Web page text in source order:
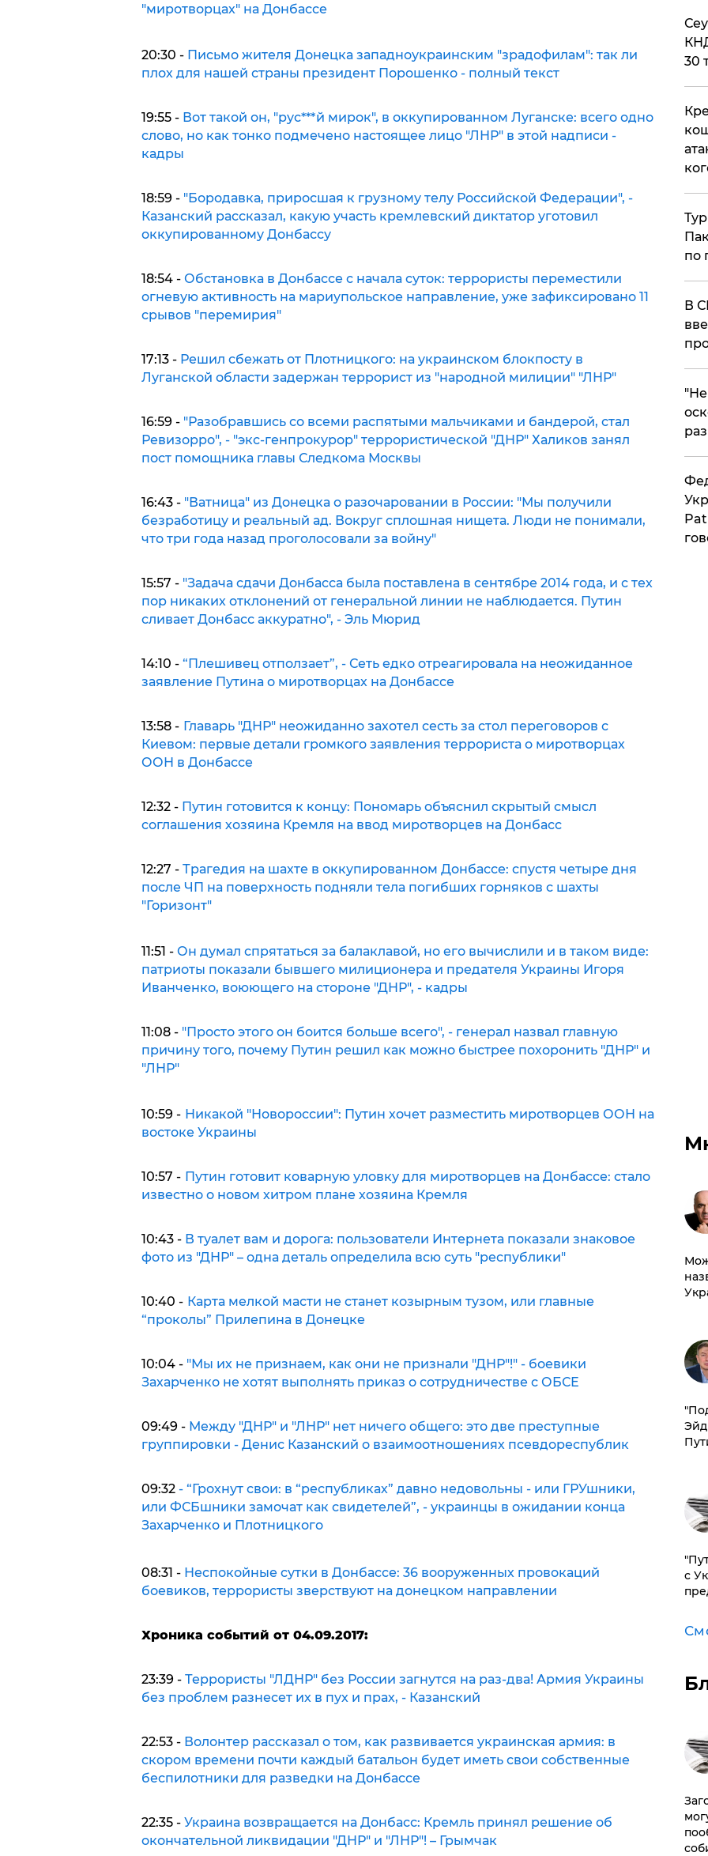
"миротворцах" на Донбассе
20:30 -Письмо жителя Донецка западноукраинским "зрадофилам": так ли
плох для нашей страны президент Порошенко - полный текст
19:55 - Вот такой он, "рус***й мирок", в оккупированном Луганске: всего одно
слово, но как тонко подмечено настоящее лицо "ЛНР" в этой надписи -
кадры
18:59 -"Бородавка, приросшая к грузному телу Российской Федерации", -
Казанский рассказал, какую участь кремлевский диктатор уготовил
оккупированному Донбассу
18:54 -Обстановка в Донбассе с начала суток: террористы переместили
огневую активность на мариупольское направление, уже зафиксировано 11
срывов "перемирия"
17:13 -Решил сбежать от Плотницкого: на украинском блокпосту в
Луганской области задержан террорист из "народной милиции" "ЛНР"
16:59 -"Разобравшись со всеми распятыми мальчиками и бандерой, стал
Ревизорро", - "экс-генпрокурор" террористической "ДНР" Халиков занял
пост помощника главы Следкома Москвы
16:43 - "Ватница" из Донецка о разочаровании в России: "Мы получили
безработицу и реальный ад. Вокруг сплошная нищета. Люди не понимали,
что три года назад проголосовали за войну"
15:57 - "Задача сдачи Донбасса была поставлена в сентябре 2014 года, и с тех
пор никаких отклонений от генеральной линии не наблюдается. Путин
сливает Донбасс аккуратно", - Эль Мюрид
14:10 -“Плешивец отползает”, - Сеть едко отреагировала на неожиданное
заявление Путина о миротворцах на Донбассе
13:58 - Главарь "ДНР" неожиданно захотел сесть за стол переговоров с
Киевом: первые детали громкого заявления террориста о миротворцах
ООН в Донбассе
12:32 -Путин готовится к концу: Пономарь объяснил скрытый смысл
соглашения хозяина Кремля на ввод миротворцев на Донбасс
12:27 - Трагедия на шахте в оккупированном Донбассе: спустя четыре дня
после ЧП на поверхность подняли тела погибших горняков с шахты
"Горизонт"
11:51 - Он думал спрятаться за балаклавой, но его вычислили и в таком виде:
патриоты показали бывшего милиционера и предателя Украины Игоря
Иванченко, воюющего на стороне "ДНР", - кадры
11:08 - "Просто этого он боится больше всего", - генерал назвал главную
причину того, почему Путин решил как можно быстрее похоронить "ДНР" и
"ЛНР"
10:59 - Никакой "Новороссии": Путин хочет разместить миротворцев ООН на
востоке Украины
10:57 - Путин готовит коварную уловку для миротворцев на Донбассе: стало
известно о новом хитром плане хозяина Кремля
10:43 - В туалет вам и дорога: пользователи Интернета показали знаковое
фото из "ДНР" – одна деталь определила всю суть "республики"
10:40 - Карта мелкой масти не станет козырным тузом, или главные
“проколы” Прилепина в Донецке
10:04 -"Мы их не признаем, как они не признали "ДНР"!" - боевики
Захарченко не хотят выполнять приказ о сотрудничестве с ОБСЕ
09:49 - Между "ДНР" и "ЛНР" нет ничего общего: это две преступные
группировки - Денис Казанский о взаимоотношениях псевдореспублик
09:32 - “Грохнут свои: в “республиках” давно недовольны - или ГРУшники,
или ФСБшники замочат как свидетелей”, - украинцы в ожидании конца
Захарченко и Плотницкого
08:31 - Неспокойные сутки в Донбассе: 36 вооруженных провокаций
боевиков, террористы зверствуют на донецком направлении
Хроника событий от 04.09.2017:
23:39 - Террористы "ЛДНР" без России загнутся на раз-два! Армия Украины
без проблем разнесет их в пух и прах, - Казанский
22:53 - Волонтер рассказал о том, как развивается украинская армия: в
скором времени почти каждый батальон будет иметь свои собственные
беспилотники для разведки на Донбассе
22:35 -Украина возвращается на Донбасс: Кремль принял решение об
окончательной ликвидации "ДНР" и "ЛНР"! – Грымчак
30
по
В
с